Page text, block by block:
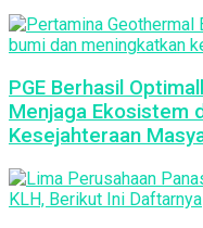
PGE Berhasil
Menjaga Ekosistem
Kesejahteraan